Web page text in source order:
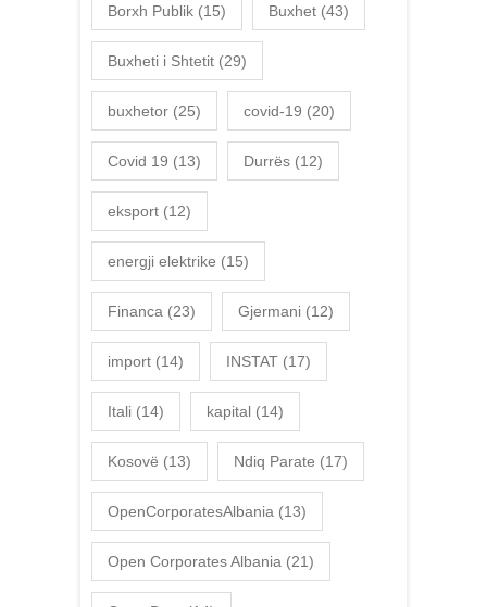
Borxh Publik (15) Buxhet (43)
Buxheti i Shtetit (29)
buxhetor (25) covid-19 (20)
Covid 19 (13) Durrës (12)
eksport (12)
energji elektrike (15)
Financa (23) Gjermani (12)
import (14) INSTAT (17)
Itali (14) kapital (14)
Kosovë (13) Ndiq Parate (17)
OpenCorporatesAlbania (13)
Open Corporates Albania (21)